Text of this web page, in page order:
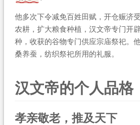
他多次下令减免百姓田赋，开仓赈济
农耕，扩大粮食种植，汉文帝专门开
种，收获的谷物专门供应宗庙祭祀。
桑养蚕，纺织祭祀所用的礼服。
汉文帝的个人品格
孝亲敬老，推及天下